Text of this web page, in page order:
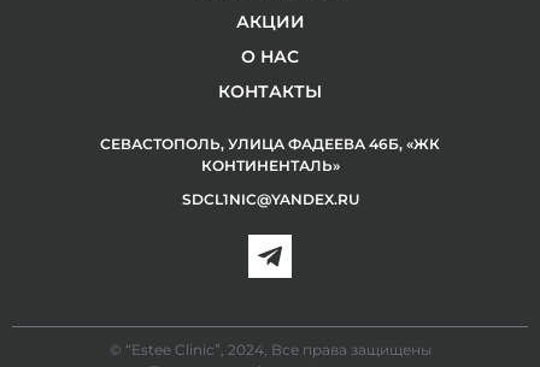
АКЦИИ
О НАС
КОНТАКТЫ
СЕВАСТОПОЛЬ, УЛИЦА ФАДЕЕВА 46Б, «ЖК
КОНТИНЕНТАЛЬ»
SDCL1NIC@YANDEX.RU
© “Estee Clinic”, 2024, Все права защищены